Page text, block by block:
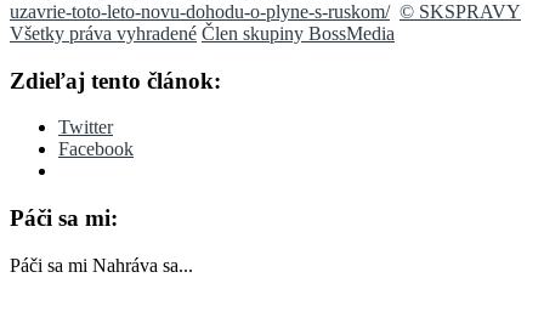
uzavrie-toto-leto-novu-dohodu-o-plyne-s-ruskom/ © SKSPRAVY
Všetky práva vyhradené Člen skupiny BossMedia
Zdieľaj tento článok:
Twitter
Facebook
Páči sa mi:
Páči sa mi Nahráva sa...